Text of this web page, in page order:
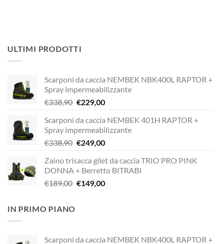
ULTIMI PRODOTTI
Scarponi da caccia NEMBEK NBK400L RAPTOR +
Spray impermeabilizzante
€338,90 Il
originale
era:
€338,90.
€229,00Il
attuale
è:
€229,00.
Scarponi da caccia NEMBEK 401H RAPTOR +
Spray impermeabilizzante
€338,90 Il
originale
era:
€338,90.
€249,00Il
attuale
è:
€249,00.
Zaino trisacca gilet da caccia TRIO PRO PINK
DONNA + Berretto BITRABI
€189,00 Il
€149,00Il
IN PRIMO PIANO
Scarponi da caccia NEMBEK NBK400L RAPTOR +